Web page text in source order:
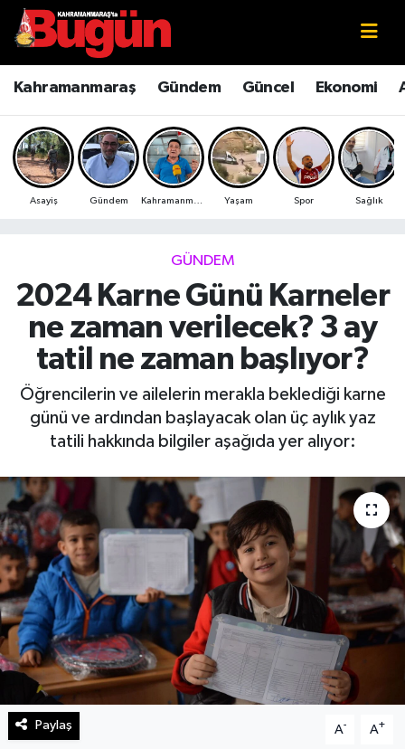
Kahramanmaraş Gündem Güncel Ekonomi
Asayiş Gündem Yaşam Spor Sağlık
GÜNDEM
2024 Karne Günü Karneler
ne zaman verilecek? 3 ay
tatil ne zaman başlıyor?
Öğrencilerin ve ailelerin merakla beklediği karne
günü ve ardından başlayacak olan üç aylık yaz
tatili hakkında bilgiler aşağıda yer alıyor:
Paylaş A- A+
Kahramanmaraş
Kahramanmaraş Sokak Röportajları
Bilim ve Teknoloji
Çevre
Ekonomi
Genel
Güncel
Haberde İnsan
Kültür Sanat
Magazin
Manşet Altı
Manşetler
Resmi İlan
Sağlık
Kahramanmaraş Nöbetçi Eczaneler
Kahramanmaraş Hava Durumu
Kahramanmaraş Namaz Vakitleri
Kahramanmaraş Trafik Yoğunluk Haritası
Süper Lig Puan Durumu ve Fikstür
Tüm Manşetler
Son Dakika Haberleri
Haber Arşivi